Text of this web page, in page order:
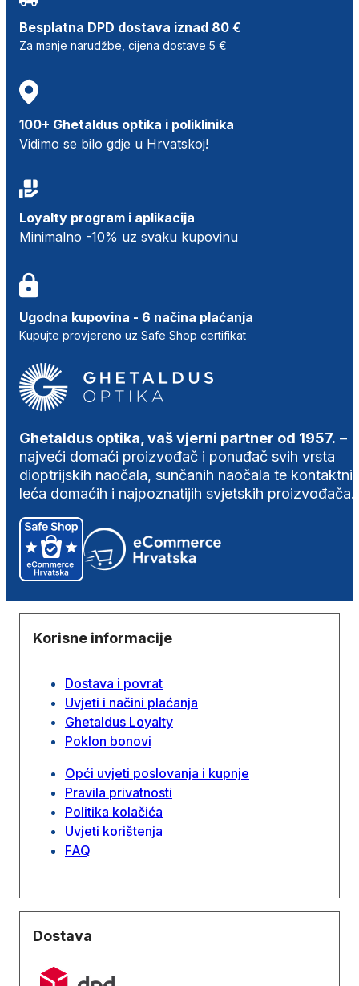
Besplatna DPD dostava iznad 80 €
Za manje narudžbe, cijena dostave 5 €
100+ Ghetaldus optika i poliklinika
Vidimo se bilo gdje u Hrvatskoj!
Loyalty program i aplikacija
Minimalno -10% uz svaku kupovinu
Ugodna kupovina - 6 načina plaćanja
Kupujte provjereno uz Safe Shop certifikat
Ghetaldus optika, vaš vjerni partner od 1957. –
najveći domaći proizvođač i ponuđač svih vrsta
dioptrijskih naočala, sunčanih naočala te
leća domaćih i najpoznatijih svjetskih proizvođača.
Korisne informacije
Dostava i povrat
Uvjeti i načini plaćanja
Ghetaldus Loyalty
Poklon bonovi
Opći uvjeti poslovanja i kupnje
Pravila privatnosti
Politika kolačića
Uvjeti korištenja
FAQ
Dostava